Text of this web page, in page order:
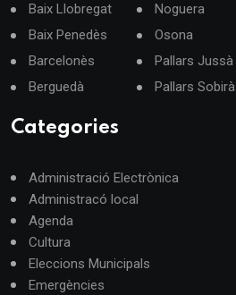
Baix Llobregat
Baix Penedès
Barcelonès
Berguedà
Noguera
Osona
Pallars Jussà
Pallars Sobirà
Categories
Administració Electrònica
Administracó local
Agenda
Cultura
Eleccions Municipals
Emergències